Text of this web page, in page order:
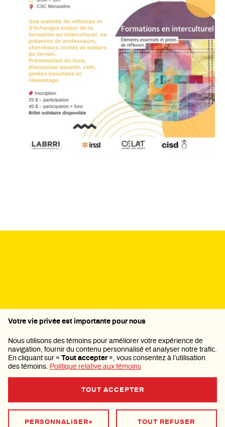
Votre vie privée est importante pour nous
Nous utilisons des témoins pour améliorer votre expérience de
navigation, fournir du contenu personnalisé et analyser notre trafic.
En cliquant sur « Tout accepter», vous consentez à l’utilisation
des témoins. Politique relative aux témoins
PERSONNALISER+ TOUT REFUSER
TOUT ACCEPTER